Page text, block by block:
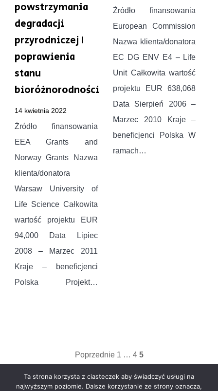
powstrzymania
degradacji
przyrodniczej I
poprawienia
stanu
bioróżnorodności
14 kwietnia 2022
Źródło finansowania
EEA Grants and
Norway Grants Nazwa
klienta/donatora
Warsaw University of
Life Science Całkowita
wartość projektu EUR
94,000 Data Lipiec
2008 – Marzec 2011
Kraje – beneficjenci
Polska Projekt…
Źródło finansowania
European Commission
Nazwa klienta/donatora
EC DG ENV E4 – Life
Unit Całkowita wartość
projektu EUR 638,068
Data Sierpień 2006 –
Marzec 2010 Kraje –
beneficjenci Polska W
ramach…
Stronicowanie
wpisów
Poprzednie 1 … 4 5
Ta strona korzysta z ciasteczek aby świadczyć usługi na
najwyższym poziomie. Dalsze korzystanie ze strony oznacza,